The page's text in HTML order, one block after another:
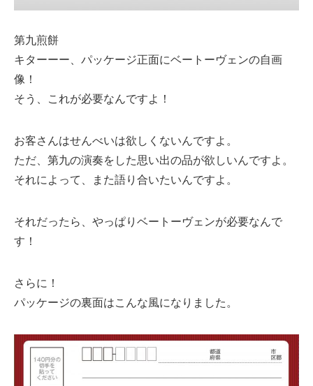
第九煎餅
キターーー、パッケージ正面にベートーヴェンの自画
像！
そう、これが必要なんですよ！
お客さんはせんべいは欲しくないんですよ。
ただ、第九の演奏をした思い出の品が欲しいんですよ。
それによって、また語り合いたいんですよ。
それだったら、やっぱりベートーヴェンが必要なんで
す！
さらに！
パッケージの裏面はこんな風になりました。